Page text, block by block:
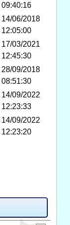
09:40:16
14/06/2018
12:05:00
17/03/2021
12:45:30
28/09/2018
08:51:30
14/09/2022
12:23:33
14/09/2022
12:23:20